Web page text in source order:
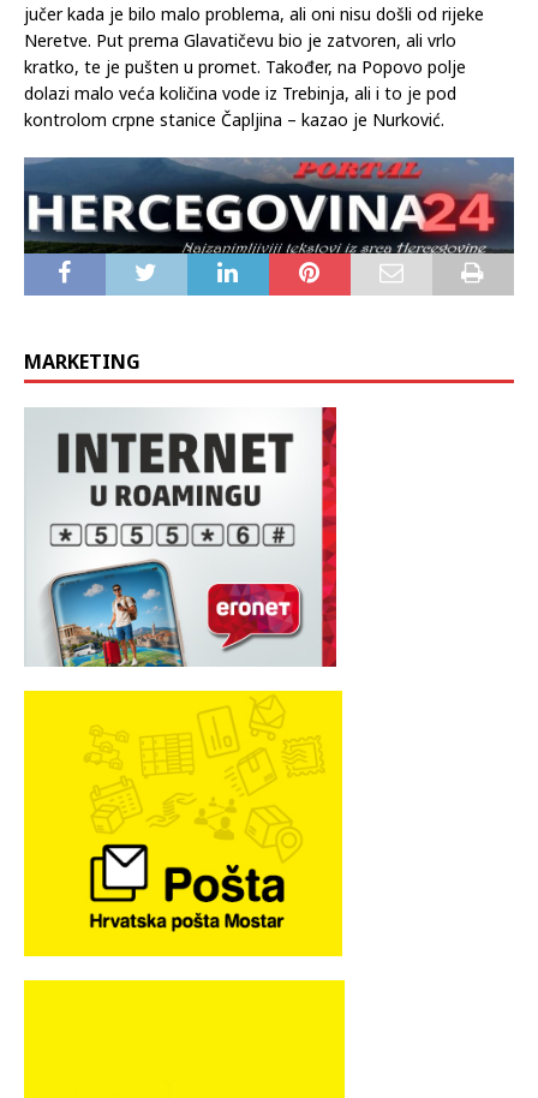
jučer kada je bilo malo problema, ali oni nisu došli od rijeke
Neretve. Put prema Glavatičevu bio je zatvoren, ali vrlo
kratko, te je pušten u promet. Također, na Popovo polje
dolazi malo veća količina vode iz Trebinja, ali i to je pod
kontrolom crpne stanice Čapljina – kazao je Nurković.
MARKETING